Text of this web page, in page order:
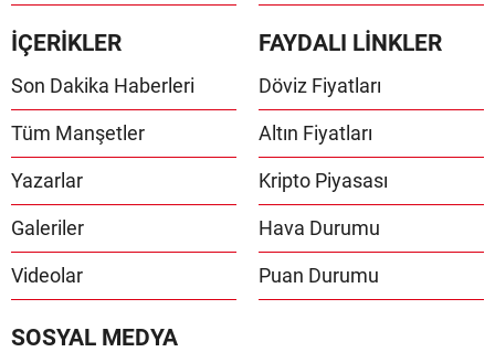
İÇERİKLER
Son Dakika Haberleri
Tüm Manşetler
Yazarlar
Galeriler
Videolar
FAYDALI LİNKLER
Döviz Fiyatları
Altın Fiyatları
Kripto Piyasası
Hava Durumu
Puan Durumu
SOSYAL MEDYA